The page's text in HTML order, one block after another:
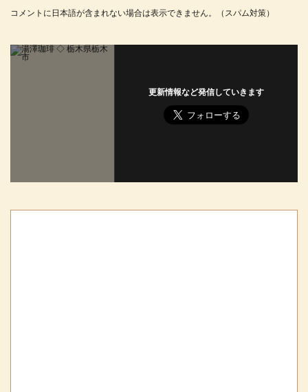
更新情報など発信していきます
コメントに日本語が含まれない場合は表示できません。（スパム対策）